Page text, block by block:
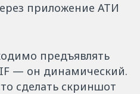
приложение АТИ
предъявлять
— он динамический.
сделать скриншот